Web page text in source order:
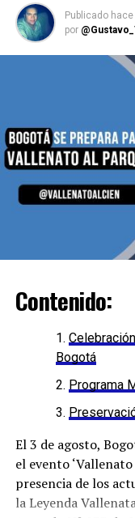
Publicado hace
por
Contenido:
Bogotá
Programa
El 3 de agosto,
el evento
presencia de los
la Leyenda